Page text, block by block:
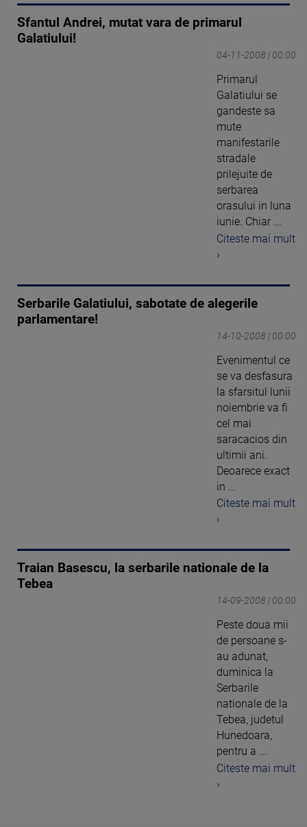
Sfantul Andrei, mutat vara de primarul
Galatiului!
04-11-2008 | 00:00
Primarul
Galatiului se
gandeste sa
mute
manifestarile
stradale
prilejuite de
serbarea
orasului in luna
iunie. Chiar ...
Citeste mai mult
›
Serbarile Galatiului, sabotate de alegerile
parlamentare!
14-10-2008 | 00:00
Evenimentul ce
se va desfasura
la sfarsitul lunii
noiembrie va fi
cel mai
saracacios din
ultimii ani.
Deoarece exact
in ...
Citeste mai mult
›
Traian Basescu, la serbarile nationale de la
Tebea
14-09-2008 | 00:00
Peste doua mii
de persoane s-
au adunat,
duminica la
Serbarile
nationale de la
Tebea, judetul
Hunedoara,
pentru a ...
Citeste mai mult
›